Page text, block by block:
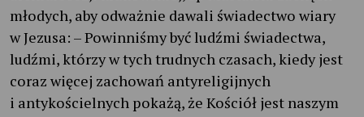
młodych, aby odważnie dawali świadectwo wiary
w Jezusa: – Powinniśmy być ludźmi świadectwa,
ludźmi, którzy w tych trudnych czasach, kiedy jest
coraz więcej zachowań antyreligijnych
i antykościelnych pokażą, że Kościół jest naszym